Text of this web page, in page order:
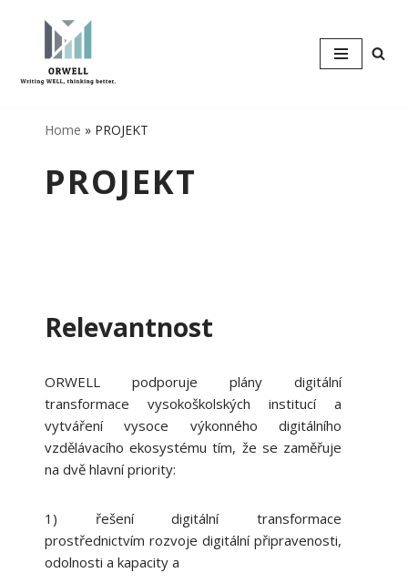
Přeskočit
Home » PROJEKT
PROJEKT
Relevantnost
ORWELL podporuje plány digitální
transformace vysokoškolských institucí a
vytváření vysoce výkonného digitálního
vzdělávacího ekosystému tím, že se zaměřuje
na dvě hlavní priority:
1) řešení digitální transformace
prostřednictvím rozvoje digitální připravenosti,
odolnosti a kapacity a